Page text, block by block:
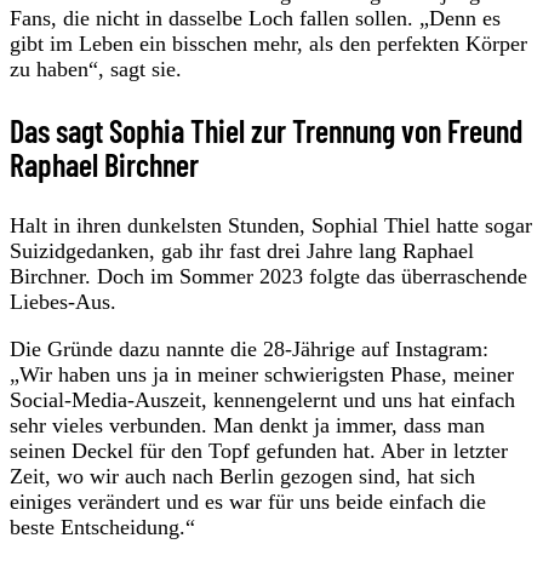
Fans, die nicht in dasselbe Loch fallen sollen. „Denn es
gibt im Leben ein bisschen mehr, als den perfekten Körper
zu haben“, sagt sie.
Das sagt Sophia Thiel zur Trennung von Freund
Raphael Birchner
Halt in ihren dunkelsten Stunden, Sophial Thiel hatte sogar
Suizidgedanken, gab ihr fast drei Jahre lang Raphael
Birchner. Doch im Sommer 2023 folgte das überraschende
Liebes-Aus.
Die Gründe dazu nannte die 28-Jährige auf Instagram:
„Wir haben uns ja in meiner schwierigsten Phase, meiner
Social-Media-Auszeit, kennengelernt und uns hat einfach
sehr vieles verbunden. Man denkt ja immer, dass man
seinen Deckel für den Topf gefunden hat. Aber in letzter
Zeit, wo wir auch nach Berlin gezogen sind, hat sich
einiges verändert und es war für uns beide einfach die
beste Entscheidung.“